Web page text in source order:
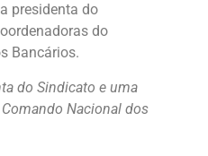
presidenta do
do
Bancários.
do Sindicato e uma
Nacional dos